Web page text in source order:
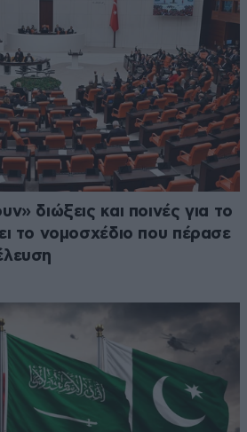
διώξεις και ποινές για το
το νομοσχέδιο που πέρασε